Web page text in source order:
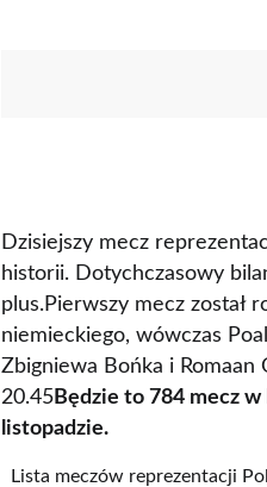
Dzisiejszy mecz
historii. Dotychczasowy
plus.Pierwszy mecz został
niemieckiego, wówczas
Zbigniewa Bońka i Romaan
20.45Będzie to 784 mecz
listopadzie.
Lista meczów reprezentacji